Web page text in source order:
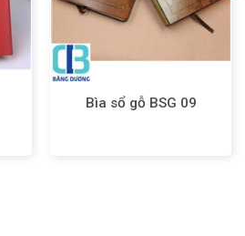
Bìa sổ gỗ BSG 09